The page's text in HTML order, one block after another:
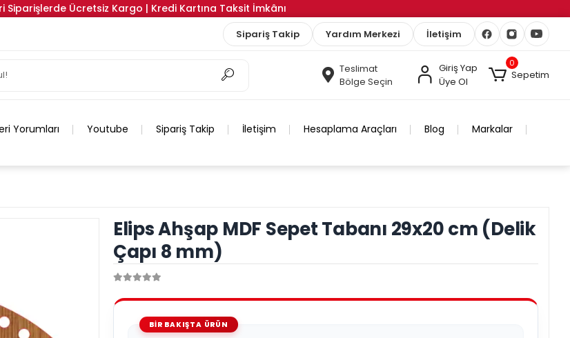
Siparişlerde Ücretsiz Kargo | Kredi Kartına Taksit İmkânı
Sipariş Takip Yardım Merkezi İletişim
Teslimat
Bölge Seçin
Giriş Yap
Üye Ol
0
Sepetim
Yorumları Youtube Sipariş Takip İletişim Hesaplama Araçları Blog Markalar
Elips Ahşap MDF Sepet Tabanı 29x20 cm (Delik
Çapı 8 mm)